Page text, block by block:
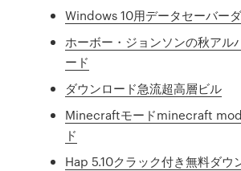
Windows 10用データセーバー
ホーボー・ジョンソンの秋アル
ード
ダウンロード急流超高層ビル
Minecraftモードminecraft
ド
Hap 5.10クラック付き無料ダウ